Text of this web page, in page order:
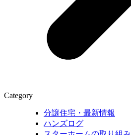
Category
分譲住宅・最新情報
ハンズログ